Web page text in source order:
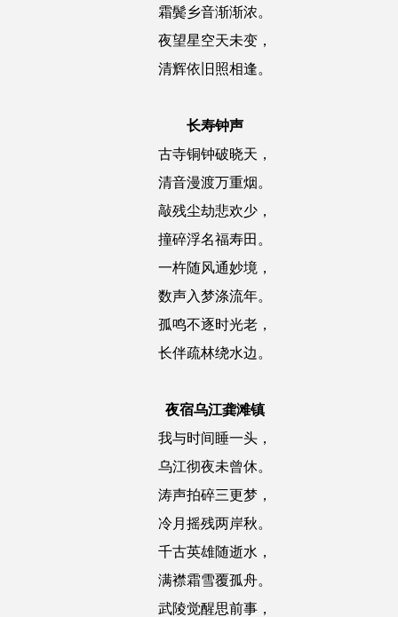
霜鬓乡音渐渐浓。
夜望星空天未变，
清辉依旧照相逢。
长寿钟声
古寺铜钟破晓天，
清音漫渡万重烟。
敲残尘劫悲欢少，
撞碎浮名福寿田。
一杵随风通妙境，
数声入梦涤流年。
孤鸣不逐时光老，
长伴疏林绕水边。
夜宿乌江龚滩镇
我与时间睡一头，
乌江彻夜未曾休。
涛声拍碎三更梦，
冷月摇残两岸秋。
千古英雄随逝水，
满襟霜雪覆孤舟。
武陵觉醒思前事，